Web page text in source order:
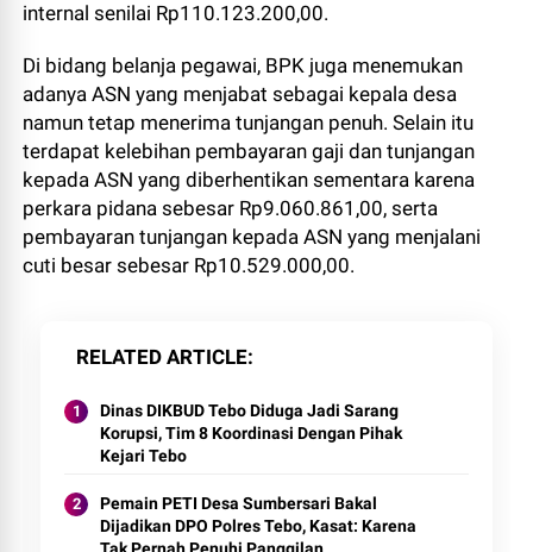
internal senilai Rp110.123.200,00.
Di bidang belanja pegawai, BPK juga menemukan
adanya ASN yang menjabat sebagai kepala desa
namun tetap menerima tunjangan penuh. Selain itu
terdapat kelebihan pembayaran gaji dan tunjangan
kepada ASN yang diberhentikan sementara karena
perkara pidana sebesar Rp9.060.861,00, serta
pembayaran tunjangan kepada ASN yang menjalani
cuti besar sebesar Rp10.529.000,00.
RELATED ARTICLE
Dinas DIKBUD Tebo Diduga Jadi Sarang
Korupsi, Tim 8 Koordinasi Dengan Pihak
Kejari Tebo
Pemain PETI Desa Sumbersari Bakal
Dijadikan DPO Polres Tebo, Kasat: Karena